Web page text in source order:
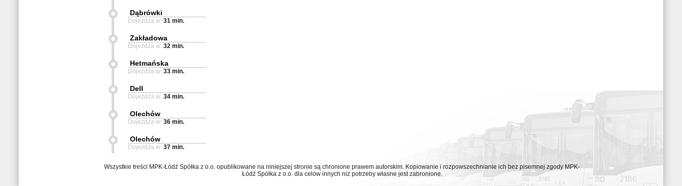
Dąbrówki
Dojeżdża w: 31 min.
Zakładowa
Dojeżdża w: 32 min.
Hetmańska
Dojeżdża w: 33 min.
Dell
Dojeżdża w: 34 min.
Olechów
Dojeżdża w: 36 min.
Olechów
Dojeżdża w: 37 min.
Wszystkie treści MPK-Łódź Spółka z o.o. opublikowane na niniejszej stronie są chronione prawem autorskim. Kopiowanie i rozpowszechnianie ich bez pisemnej zgody MPK-
Łódź Spółka z o.o. dla celów innych niż potrzeby własne jest zabronione.